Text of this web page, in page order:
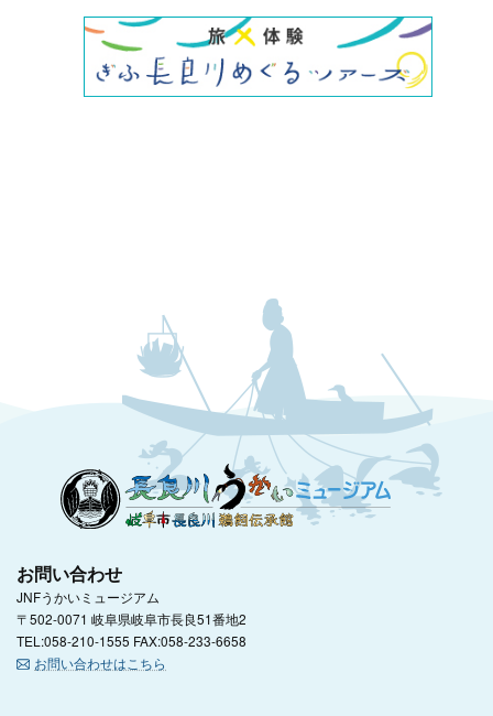
お問い合わせ
JNFうかいミュージアム
〒502-0071 岐阜県岐阜市長良51番地2
TEL:058-210-1555 FAX:058-233-6658
お問い合わせはこちら